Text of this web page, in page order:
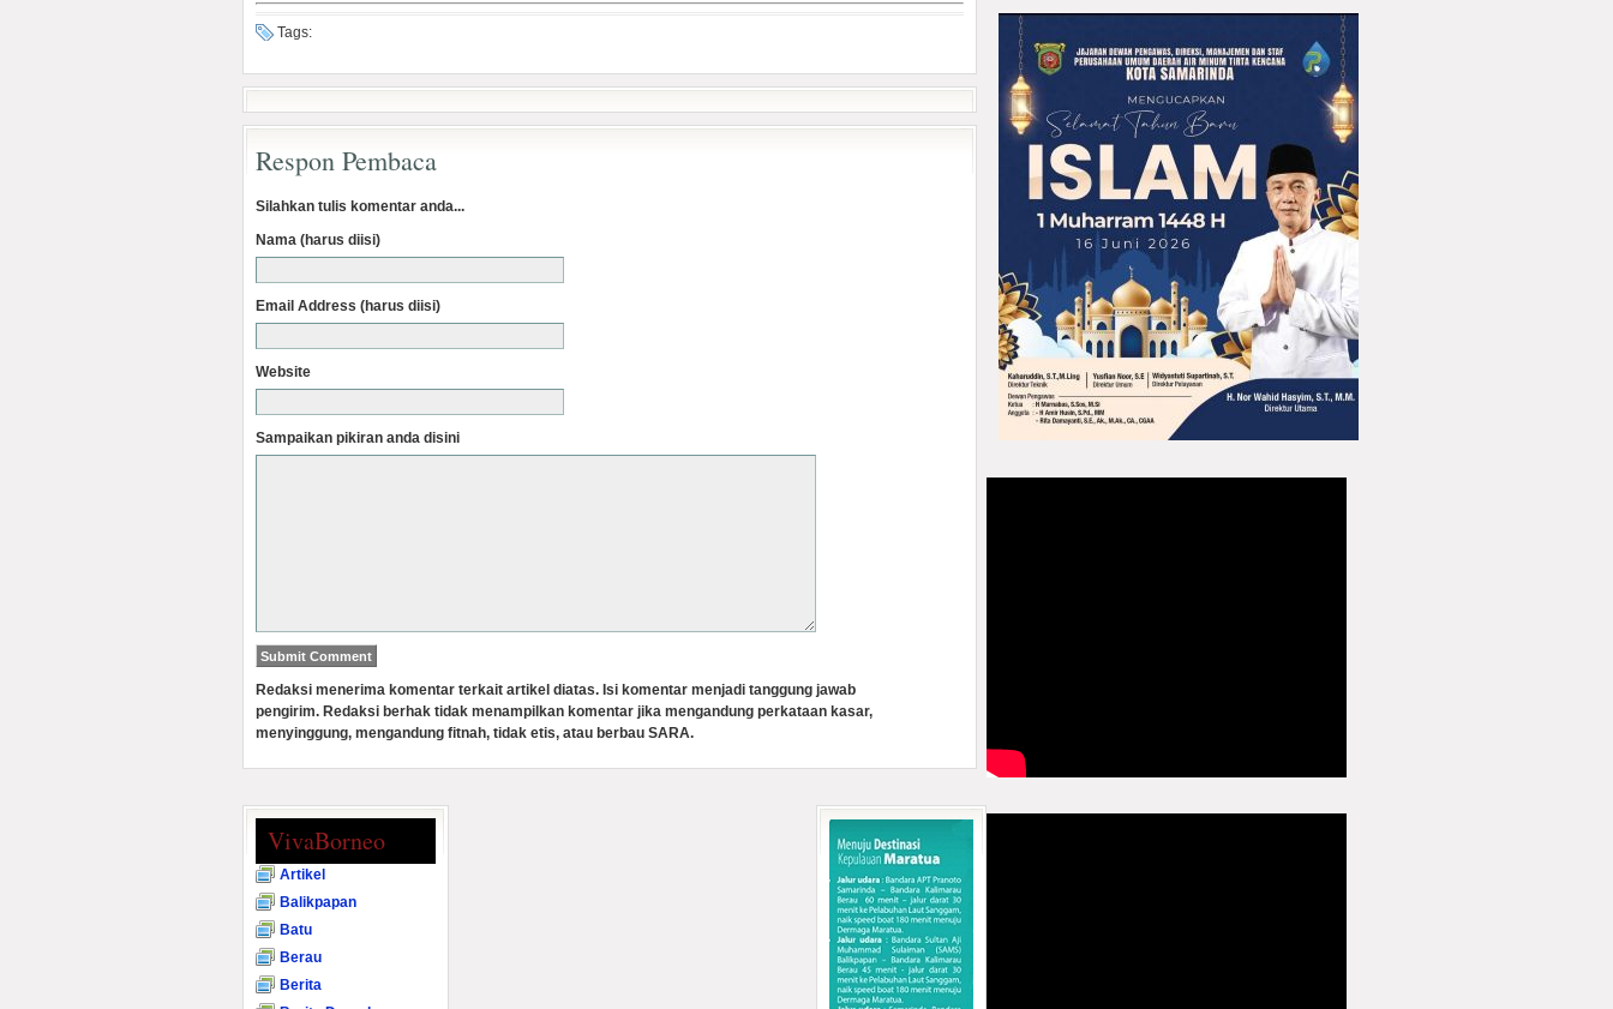
Tags:
Respon Pembaca
Silahkan tulis komentar anda...
Nama (harus diisi)
Email Address (harus diisi)
Website
Sampaikan pikiran anda disini
Redaksi menerima komentar terkait artikel diatas. Isi komentar menjadi tanggung jawab
pengirim. Redaksi berhak tidak menampilkan komentar jika mengandung perkataan kasar,
menyinggung, mengandung fitnah, tidak etis, atau berbau SARA.
VivaBorneo
Artikel
Balikpapan
Batu
Berau
Berita